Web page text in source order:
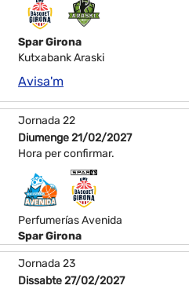
Spar Girona
Kutxabank Araski
Avisa'm
Jornada 22
Diumenge 21/02/2027
Hora per confirmar.
Perfumerías Avenida
Spar Girona
Jornada 23
Dissabte 27/02/2027